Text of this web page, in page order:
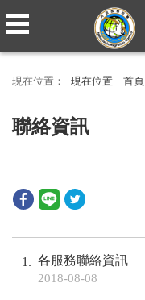
現在位置 首頁
聯絡資訊
1 各服務聯絡資訊
2018-08-08